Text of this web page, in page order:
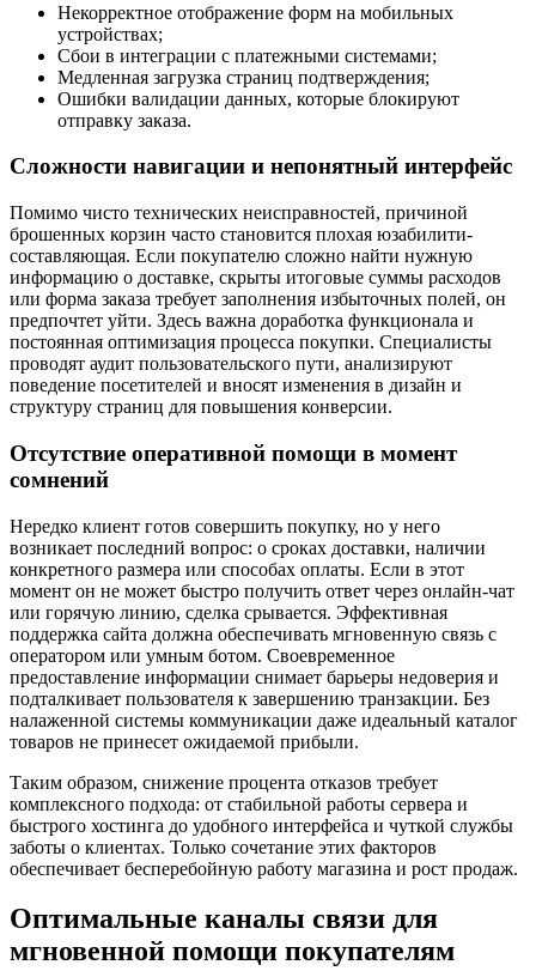
Некорректное отображение форм на мобильных
устройствах;
Сбои в интеграции с платежными системами;
Медленная загрузка страниц подтверждения;
Ошибки валидации данных, которые блокируют
отправку заказа.
Сложности навигации и непонятный интерфейс
Помимо чисто технических неисправностей, причиной
брошенных корзин часто становится плохая юзабилити-
составляющая. Если покупателю сложно найти нужную
информацию о доставке, скрыты итоговые суммы расходов
или форма заказа требует заполнения избыточных полей, он
предпочтет уйти. Здесь важна доработка функционала и
постоянная оптимизация процесса покупки. Специалисты
проводят аудит пользовательского пути, анализируют
поведение посетителей и вносят изменения в дизайн и
структуру страниц для повышения конверсии.
Отсутствие оперативной помощи в момент
сомнений
Нередко клиент готов совершить покупку, но у него
возникает последний вопрос: о сроках доставки, наличии
конкретного размера или способах оплаты. Если в этот
момент он не может быстро получить ответ через онлайн-чат
или горячую линию, сделка срывается. Эффективная
поддержка сайта должна обеспечивать мгновенную связь с
оператором или умным ботом. Своевременное
предоставление информации снимает барьеры недоверия и
подталкивает пользователя к завершению транзакции. Без
налаженной системы коммуникации даже идеальный каталог
товаров не принесет ожидаемой прибыли.
Таким образом, снижение процента отказов требует
комплексного подхода: от стабильной работы сервера и
быстрого хостинга до удобного интерфейса и чуткой службы
заботы о клиентах. Только сочетание этих факторов
обеспечивает бесперебойную работу магазина и рост продаж.
Оптимальные каналы связи для
мгновенной помощи покупателям